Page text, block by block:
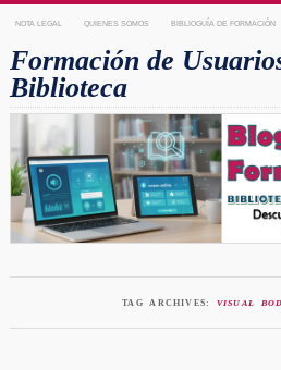
NOTA LEGAL QUIENES SOMOS BIBLIOGUÍA DE FORMACIÓN
Formación de
Biblioteca
TAG ARCHIVES: VISUAL